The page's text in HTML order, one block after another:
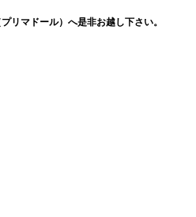
リマドール）へ是非お越し下さい。